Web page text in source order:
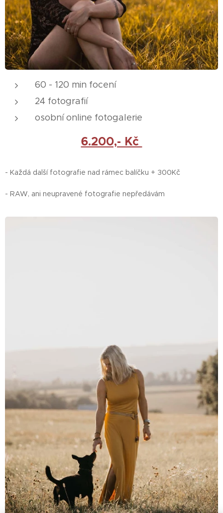
60 - 120 min focení
24 fotografií
osobní online fotogalerie
6.200,- Kč
- Každá další fotografie nad rámec balíčku + 300Kč
- RAW, ani neupravené fotografie nepředávám